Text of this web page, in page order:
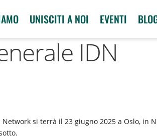
UNISCITI A NOI EVENTI
IDN
si terrà il 23 giugno 2025 a Oslo,